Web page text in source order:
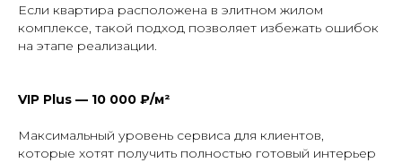
Если квартира расположена в элитном жилом
комплексе, такой подход позволяет избежать ошибок
на этапе реализации.
VIP Plus — 10 000 ₽/м²
Максимальный уровень сервиса для клиентов,
которые хотят получить полностью готовый интерьер